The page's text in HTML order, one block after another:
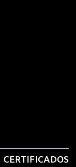
CERTIFICADOS